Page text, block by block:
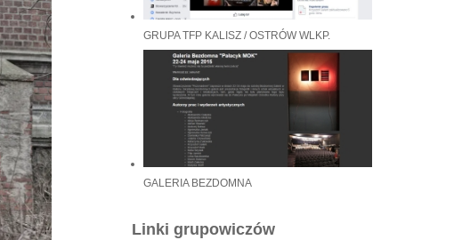
GRUPA TFP KALISZ / OSTRÓW WLKP.
GALERIA BEZDOMNA
Linki grupowiczów